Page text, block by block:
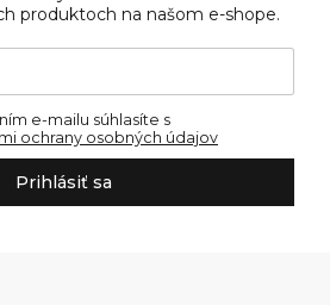
produktoch na našom e-shope.
ochrany osobných údajov
Prihlásiť sa